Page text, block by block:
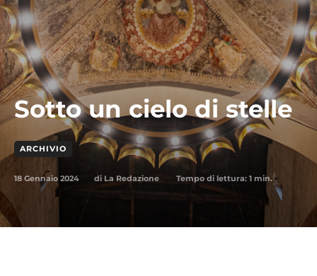
Sotto un cielo di stelle
ARCHIVIO
18 Gennaio 2024 di La Redazione Tempo di lettura: 1 min.